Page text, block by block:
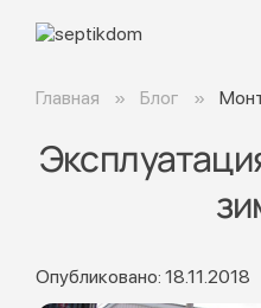
Главная Блог
Опубликовано: 18.11.2018